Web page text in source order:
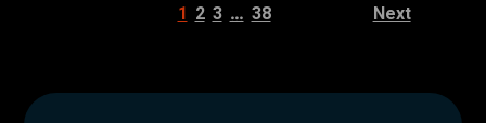
1 2 3 … 38 Next